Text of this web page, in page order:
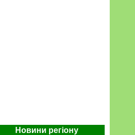
Новини регіону